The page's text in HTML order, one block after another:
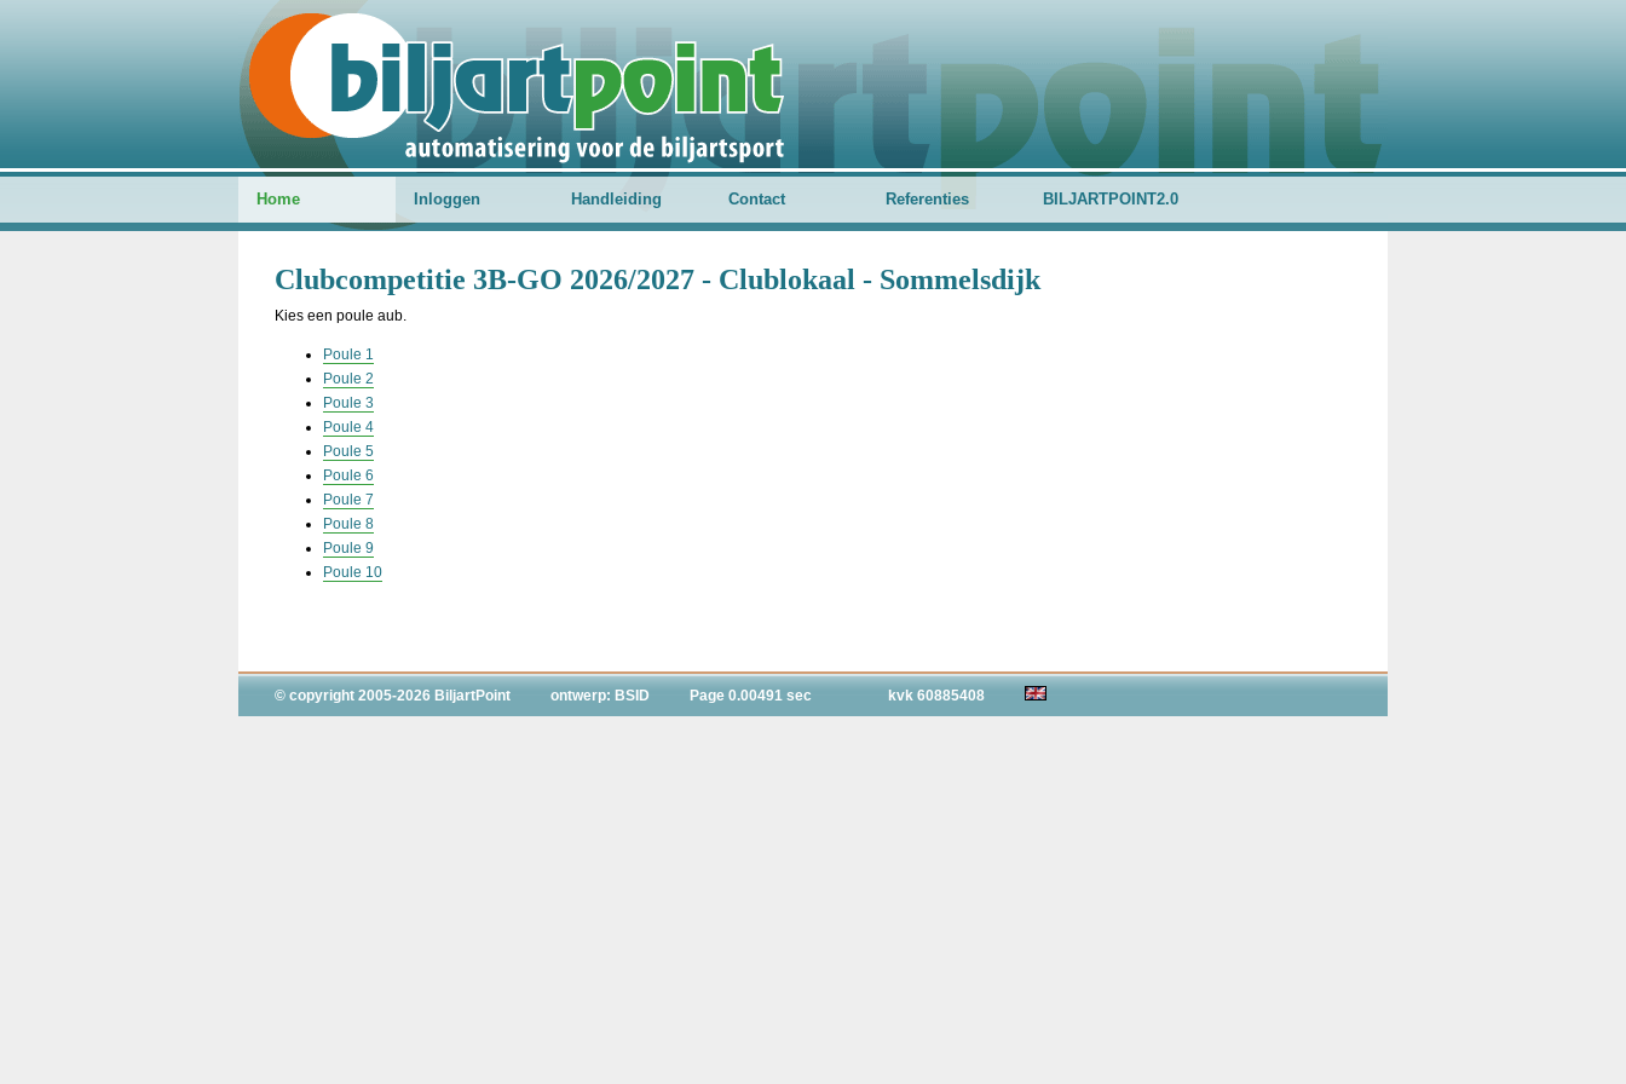
Home Inloggen Handleiding Contact Referenties BILJARTPOINT2.0
Clubcompetitie 3B-GO 2026/2027 - Clublokaal - Sommelsdijk
Kies een poule aub.
Poule 1
Poule 2
Poule 3
Poule 4
Poule 5
Poule 6
Poule 7
Poule 8
Poule 9
Poule 10
© copyright 2005-2026 BiljartPoint ontwerp: BSID Page 0.00491 sec kvk 60885408